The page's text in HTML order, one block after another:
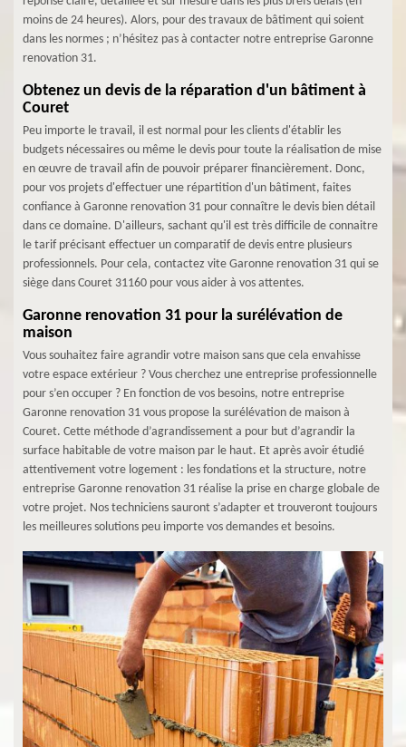
moins de 24 heures). Alors, pour des travaux de bâtiment qui soient
dans les normes ; n’hésitez pas à contacter notre entreprise Garonne
renovation 31.
Obtenez un devis de la réparation d'un bâtiment à
Couret
Peu importe le travail, il est normal pour les clients d'établir les
budgets nécessaires ou même le devis pour toute la réalisation de mise
en œuvre de travail afin de pouvoir préparer financièrement. Donc,
pour vos projets d'effectuer une répartition d'un bâtiment, faites
confiance à Garonne renovation 31 pour connaître le devis bien détail
dans ce domaine. D'ailleurs, sachant qu'il est très difficile de connaitre
le tarif précisant effectuer un comparatif de devis entre plusieurs
professionnels. Pour cela, contactez vite Garonne renovation 31 qui se
siège dans Couret 31160 pour vous aider à vos attentes.
Garonne renovation 31 pour la surélévation de
maison
Vous souhaitez faire agrandir votre maison sans que cela envahisse
votre espace extérieur ? Vous cherchez une entreprise professionnelle
pour s’en occuper ? En fonction de vos besoins, notre entreprise
Garonne renovation 31 vous propose la surélévation de maison à
Couret. Cette méthode d’agrandissement a pour but d’agrandir la
surface habitable de votre maison par le haut. Et après avoir étudié
attentivement votre logement : les fondations et la structure, notre
entreprise Garonne renovation 31 réalise la prise en charge globale de
votre projet. Nos techniciens sauront s’adapter et trouveront toujours
les meilleures solutions peu importe vos demandes et besoins.